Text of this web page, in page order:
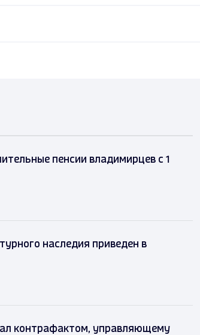
пенсии владимирцев с 1
наследия приведен в
контрафактом, управляющему